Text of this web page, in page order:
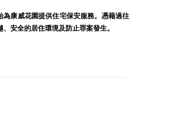
康威花園提供住宅保安服務。憑藉過往
安全的居住環境及防止罪案發生。